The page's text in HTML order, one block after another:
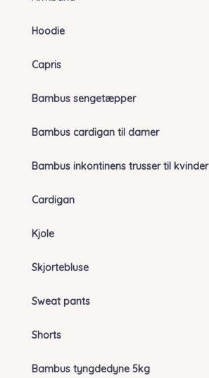
Hoodie
Capris
Bambus sengetæpper
Bambus cardigan til damer
Bambus inkontinens trusser til kvinder
Cardigan
Kjole
Skjortebluse
Sweat pants
Shorts
Bambus tyngdedyne 5kg